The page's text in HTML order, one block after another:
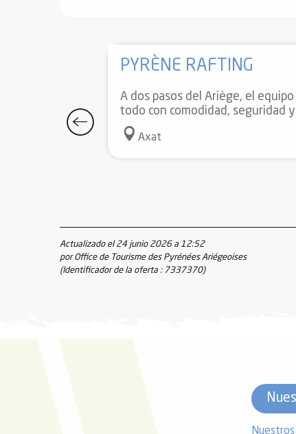
PYRÈNE RAFTING
A dos pasos del Ariège, el
todo con comodidad, seguridad y
Axat
Actualizado el 24 junio 2026 a 12:52
por Office de Tourisme des Pyrénées Ariégeoises
(Identificador de la oferta : 7337370)